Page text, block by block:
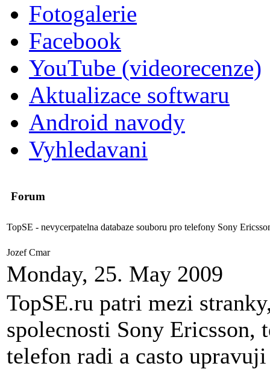
Fotogalerie
Facebook
YouTube (videorecenze)
Aktualizace softwaru
Android navody
Vyhledavani
Forum
TopSE - nevycerpatelna databaze souboru pro telefony Sony
Jozef Cmar
Monday, 25. May 2009
TopSE.ru patri mezi
spolecnosti Sony
telefon radi a casto